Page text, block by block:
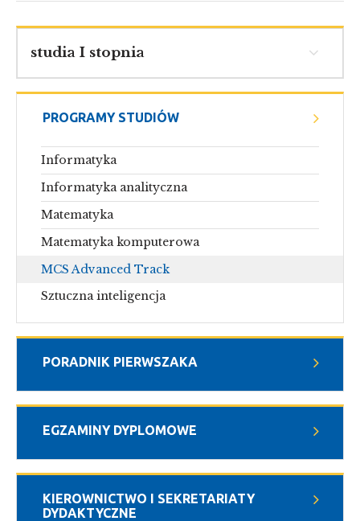
PROGRAMY STUDIÓW
Informatyka
Informatyka analityczna
Matematyka
Matematyka komputerowa
MCS Advanced Track
Sztuczna inteligencja
PORADNIK PIERWSZAKA
EGZAMINY DYPLOMOWE
KIEROWNICTWO I SEKRETARIATY
DYDAKTYCZNE
studia I stopnia